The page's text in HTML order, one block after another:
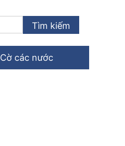
Cờ các nước